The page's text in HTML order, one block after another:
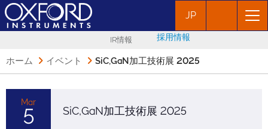
JP
IR情報 採用情報
ホーム イベント SiC,GaN加工技術展 2025
Mar
5 SiC,GaN加工技術展 2025